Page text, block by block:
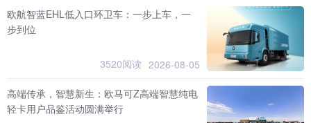
欧航智蓝EHL低入口环卫车：一步上车，一
步到位
3520阅读 2026-08-05
高端传承，智慧新生：欧马可Z高端智慧纯电
轻卡用户品鉴活动圆满举行